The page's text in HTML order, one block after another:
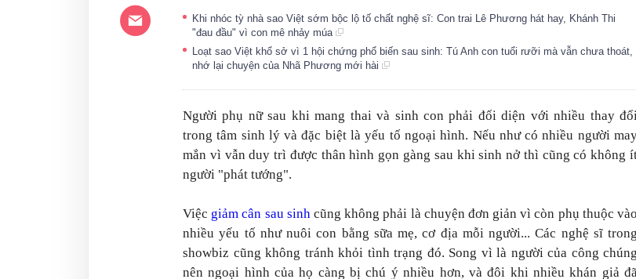
Khi nhóc tỳ nhà sao Việt sớm bộc lộ tố chất nghệ sĩ: Con trai Lê Phương hát hay, Khánh Thi
"đau đầu" vì con mê nhảy múa
Loạt sao Việt khổ sở vì 1 hội chứng phổ biến sau sinh: Tú Anh con tuổi rưỡi mà vẫn chưa thoát,
nhớ lại chuyện của Nhã Phương mới hài
Người phụ nữ sau khi mang thai và sinh con phải đối diện với nhiều thay
trong tâm sinh lý và đặc biệt là yếu tố ngoại hình. Nếu như có nhiều người
mắn vì vẫn duy trì được thân hình gọn gàng sau khi sinh nở thì cũng có không
người "phát tướng".
Việc giảm cân sau sinhcũng không phải là chuyện đơn giản vì còn phụ thuộc vào
nhiều yếu tố như nuôi con bằng sữa mẹ, cơ địa mỗi người... Các nghệ sĩ trong
showbiz cũng không tránh khỏi tình trạng đó. Song vì là người của công chúng
nên ngoại hình của họ càng bị chú ý nhiều hơn, và đôi khi nhiều khán giả